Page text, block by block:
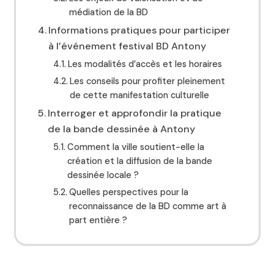
médiation de la BD
Informations pratiques pour participer
à l’événement festival BD Antony
Les modalités d’accès et les horaires
Les conseils pour profiter pleinement
de cette manifestation culturelle
Interroger et approfondir la pratique
de la bande dessinée à Antony
Comment la ville soutient-elle la
création et la diffusion de la bande
dessinée locale ?
Quelles perspectives pour la
reconnaissance de la BD comme art à
part entière ?